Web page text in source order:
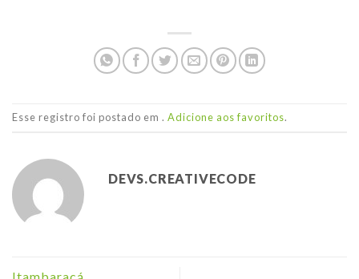
Esse registro foi postado em . Adicione aos favoritos.
DEVS.CREATIVECODE